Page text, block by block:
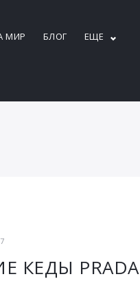
МИР БЛОГ ЕЩЕ
КЕДЫ PRADA